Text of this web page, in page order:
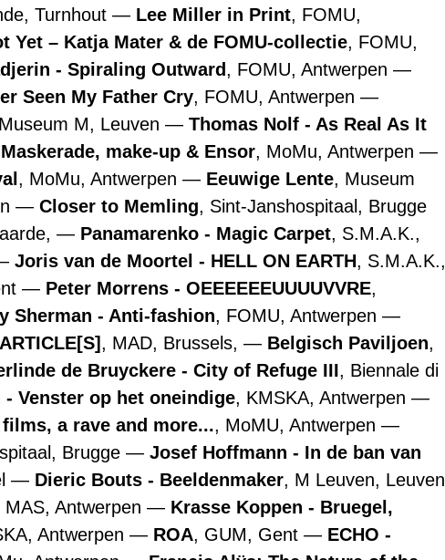
Turnhout Lee Miller in Print, FOMU,
Yet – Katja Mater & de FOMU-collectie, FOMU,
- Spiraling Outward, FOMU, Antwerpen
Seen My Father Cry, FOMU, Antwerpen
M, Leuven
Thomas Nolf - As Real As It
Maskerade, make-up & Ensor, MoMu, Antwerpen
, MoMu, Antwerpen Eeuwige Lente, Museum
Closer to Memling, Sint-Janshospitaal, Brugge
Panamarenko - Magic Carpet, S.M.A.K.,
Joris van de Moortel - HELL ON EARTH, S.M.A.K.,
Peter Morrens - OEEEEEEUUUUVVRE,
Sherman - Anti-fashion, FOMU, Antwerpen
, MAD, Brussels, Belgisch Paviljoen,
de Bruyckere - City of Refuge III, Biennale di
- Venster op het oneindige, KMSKA, Antwerpen
a rave and more..., MoMU, Antwerpen
Brugge
Josef Hoffmann - In de ban van
Dieric Bouts - Beeldenmaker, M Leuven, Leuven
MAS, Antwerpen
Krasse Koppen - Bruegel,
Antwerpen ROA, GUM, Gent
ECHO -